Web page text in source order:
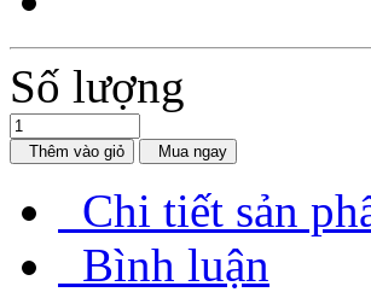
Số lượng
Thêm vào giỏ Mua ngay
Chi tiết sản
Bình luận